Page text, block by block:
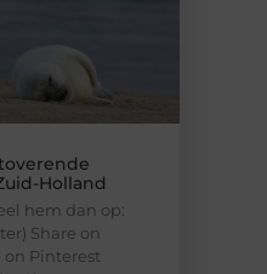
Holland
hem dan op:
Share on
on Pinterest